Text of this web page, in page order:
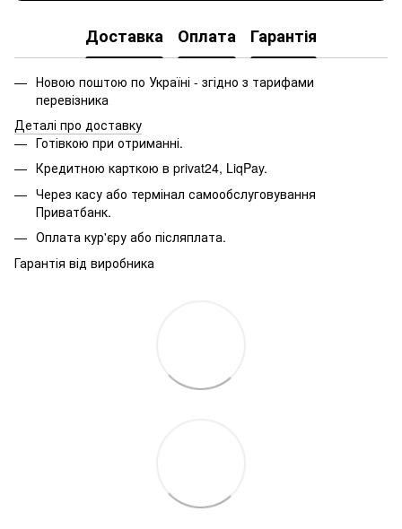
Доставка Оплата Гарантія
Новою поштою по Україні - згідно з тарифами
перевізника
Деталі про доставку
Готівкою при отриманні.
Кредитною карткою в privat24, LiqPay.
Через касу або термінал самообслуговування
Приватбанк.
Оплата кур'єру або післяплата.
Гарантія від виробника